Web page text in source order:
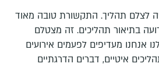
לצלם תהליך. התקשורת טובה מאוד
בתיאור תהליכים. זה מצטלם
אנחנו מעדיפים לפעמים אירועים
איטיים, דברים הדרגתיים